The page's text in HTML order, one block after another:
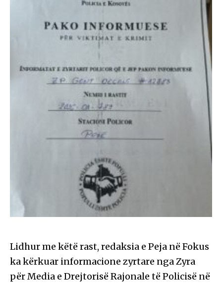
Lidhur me këtë rast, redaksia e Peja në Fokus
ka kërkuar informacione zyrtare nga Zyra
për Media e Drejtorisë Rajonale të Policisë në